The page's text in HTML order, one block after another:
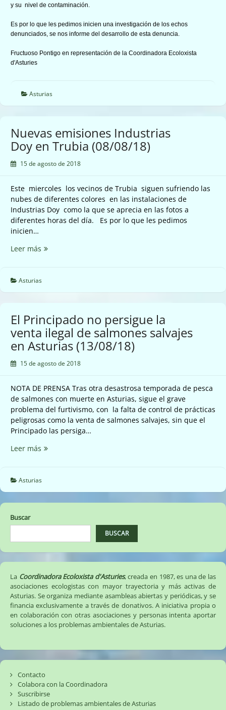
y su nivel de contaminación.
Es por lo que les pedimos inicien una investigación de los echos
denunciados, se nos informe del desarrollo de esta denuncia.
Fructuoso Pontigo en representación de la Coordinadora Ecoloxista
d'Asturies
Asturias
Nuevas emisiones Industrias
Doy en Trubia (08/08/18)
15 de agosto de 2018
Este miercoles los vecinos de Trubia siguen sufriendo las
nubes de diferentes colores en las instalaciones de
Industrias Doy como la que se aprecia en las fotos a
diferentes horas del día. Es por lo que les pedimos
inicien…
Leer más Nuevas
Doy
Asturias
El Principado no persigue la
venta ilegal de salmones salvajes
en Asturias (13/08/18)
15 de agosto de 2018
NOTA DE PRENSA Tras otra desastrosa temporada de pesca
de salmones con muerte en Asturias, sigue el grave
problema del furtivismo, con la falta de control de prácticas
peligrosas como la venta de salmones salvajes, sin que el
Principado las persiga…
Leer más El
persigue
la
venta
salvajes
en
Asturias
(13/08/18)
Asturias
Buscar
BUSCAR
La Coordinadora Ecoloxista d'Asturies, creada en 1987, es una de las
asociaciones ecologistas con mayor trayectoria y más activas de
Asturias. Se organiza mediante asambleas abiertas y periódicas, y se
financia exclusivamente a través de donativos. A iniciativa propia o
en colaboración con otras asociaciones y personas intenta aportar
soluciones a los problemas ambientales de Asturias.
Contacto
Colabora con la Coordinadora
Suscribirse
Listado de problemas ambientales de Asturias